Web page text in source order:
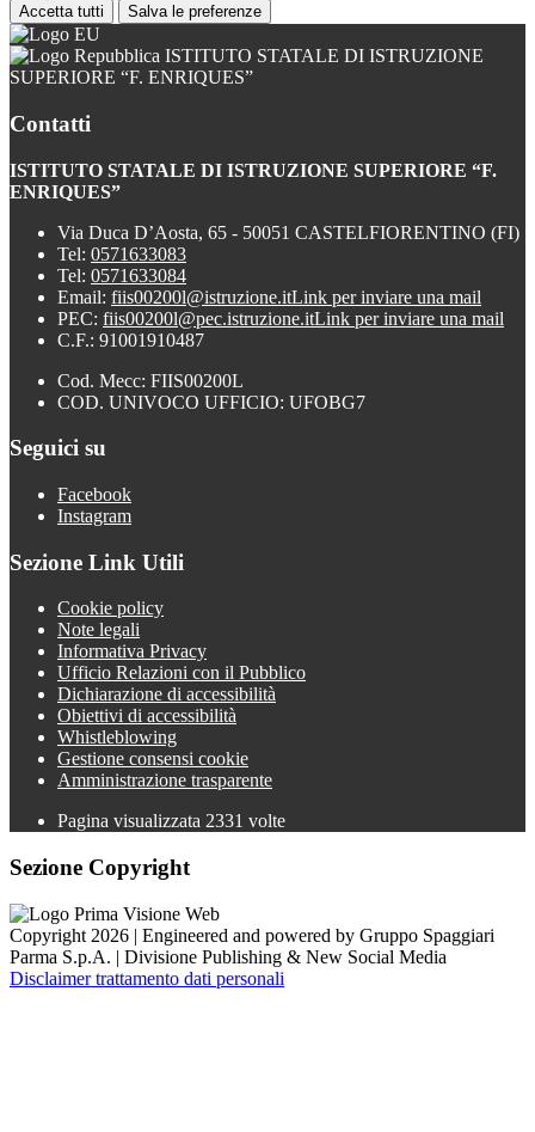
Accetta tutti Salva le preferenze
ISTITUTO STATALE DI ISTRUZIONE
SUPERIORE “F. ENRIQUES”
Contatti
ISTITUTO STATALE DI ISTRUZIONE SUPERIORE “F.
ENRIQUES”
Via Duca D’Aosta, 65 - 50051 CASTELFIORENTINO (FI)
Tel: 0571633083
Tel: 0571633084
Email: fiis00200l@istruzione.itLink per inviare una mail
PEC: fiis00200l@pec.istruzione.itLink per inviare una mail
C.F.: 91001910487
Cod. Mecc: FIIS00200L
COD. UNIVOCO UFFICIO: UFOBG7
Seguici su
Facebook
Instagram
Sezione Link Utili
Cookie policy
Note legali
Informativa Privacy
Ufficio Relazioni con il Pubblico
Dichiarazione di accessibilità
Obiettivi di accessibilità
Whistleblowing
Gestione consensi cookie
Amministrazione trasparente
Pagina visualizzata 2331 volte
Sezione Copyright
Copyright 2026 | Engineered and powered by Gruppo Spaggiari
Parma S.p.A. | Divisione Publishing & New Social Media
Disclaimer trattamento dati personali